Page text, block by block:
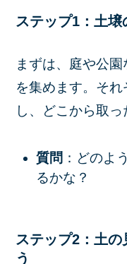
ステップ1：土壌
まずは、庭や公
を集めます。そ
し、どこから取っ
質問 ：どのよ
るかな？
ステップ2：土
う